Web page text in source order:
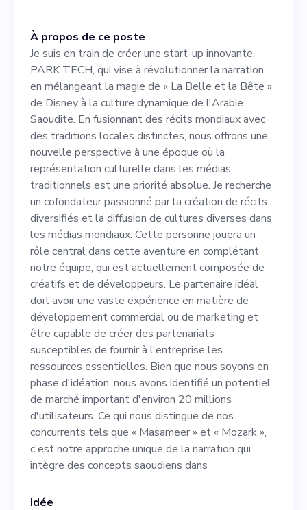
dans les médias
traditionnels est une priorité
absolue. Je recherche un
cofondateur passionné par
la création de récits
diversifiés et la diffusion de
cultures diverses dans les
médias mondiaux. Cette
personne jouera un rôle
central dans cette aventure
en complétant notre équipe,
qui est actuellement
composée de créatifs et de
développeurs. Le partenaire
idéal doit avoir une vaste
expérience en matière de
développement commercial
ou de marketing et être
capable de créer des
À propos de ce poste
Je suis en train de créer une start-up innovante,
PARK TECH, qui vise à révolutionner la narration
en mélangeant la magie de « La Belle et la Bête »
de Disney à la culture dynamique de l'Arabie
Saoudite. En fusionnant des récits mondiaux avec
des traditions locales distinctes, nous offrons une
nouvelle perspective à une époque où la
représentation culturelle dans les médias
traditionnels est une priorité absolue. Je recherche
un cofondateur passionné par la création de récits
diversifiés et la diffusion de cultures diverses dans
les médias mondiaux. Cette personne jouera un
rôle central dans cette aventure en complétant
notre équipe, qui est actuellement composée de
créatifs et de développeurs. Le partenaire idéal
doit avoir une vaste expérience en matière de
développement commercial ou de marketing et
être capable de créer des partenariats
susceptibles de fournir à l'entreprise les
ressources essentielles. Bien que nous soyons en
phase d'idéation, nous avons identifié un potentiel
de marché important d'environ 20 millions
d'utilisateurs. Ce qui nous distingue de nos
concurrents tels que « Masameer » et « Mozark »,
c'est notre approche unique de la narration qui
intègre des concepts saoudiens dans
Idée